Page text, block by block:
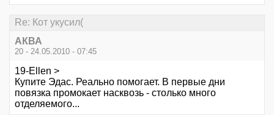
Re: Кот укусил(
АКВА
20 - 24.05.2010 - 07:45
19-Ellen >
Купите Эдас. Реально помогает. В первые дни
повязка промокает насквозь - столько много
отделяемого...